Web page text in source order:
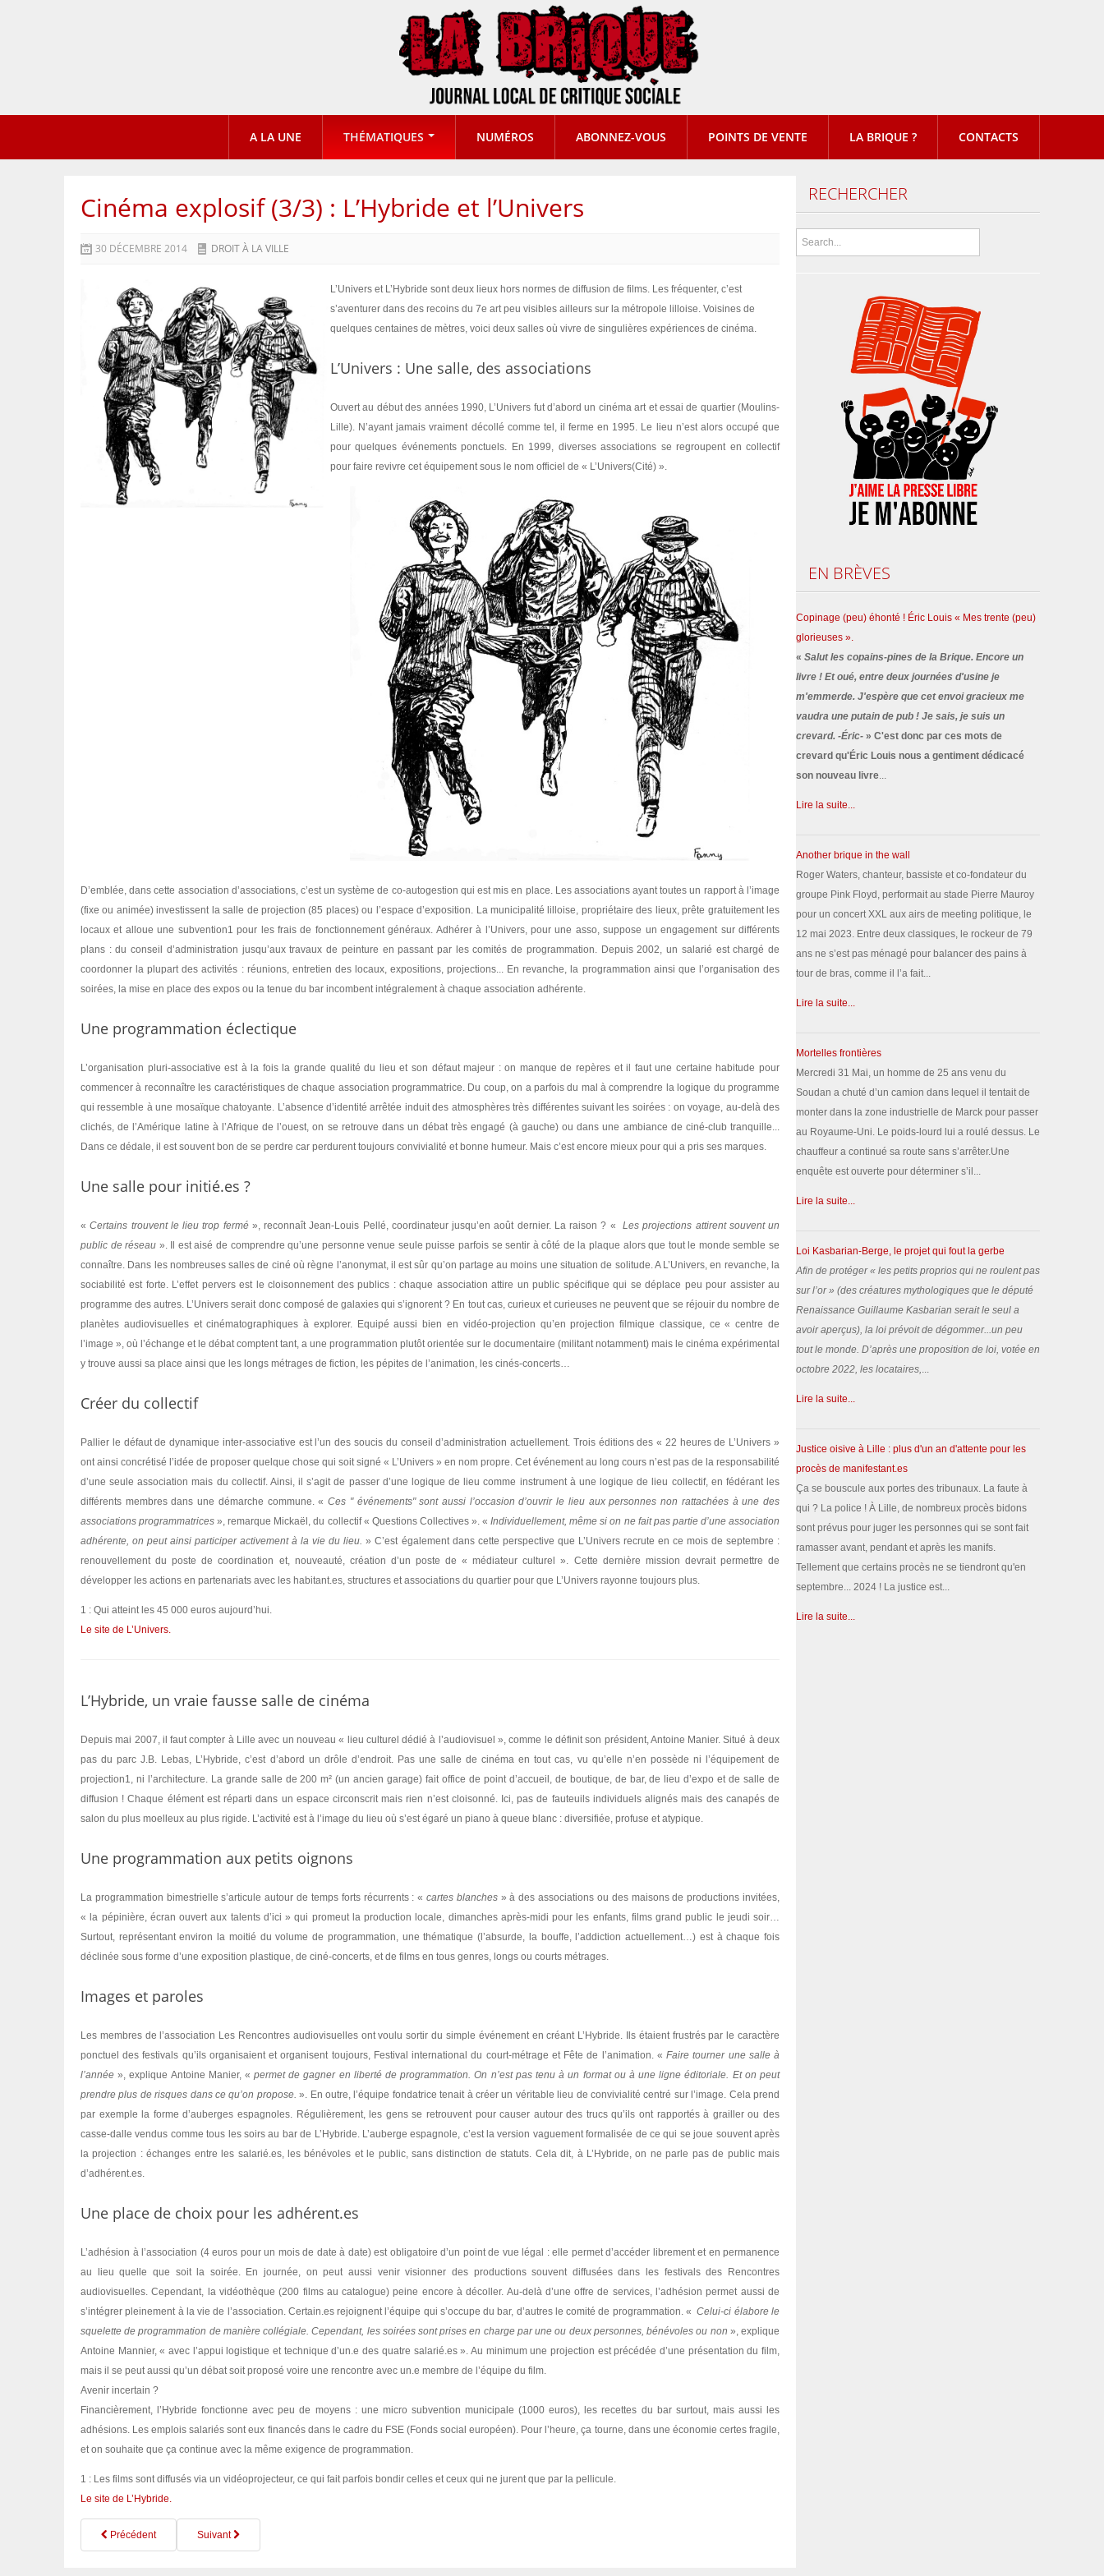
A LA UNE THÉMATIQUES NUMÉROS ABONNEZ-VOUS POINTS DE VENTE LA BRIQUE ? CONTACTS
Cinéma explosif (3/3) : L’Hybride et l’Univers
30 DÉCEMBRE 2014 DROIT À LA VILLE
L’Univers et L’Hybride sont deux lieux hors normes de diffusion de films. Les fréquenter, c’est
s’aventurer dans des recoins du 7e art peu visibles ailleurs sur la métropole lilloise. Voisines de
quelques centaines de mètres, voici deux salles où vivre de singulières expériences de cinéma.
L’Univers : Une salle, des associations
Ouvert au début des années 1990, L’Univers fut d’abord un cinéma art et essai de quartier (Moulins-
Lille). N’ayant jamais vraiment décollé comme tel, il ferme en 1995. Le lieu n’est alors occupé que
pour quelques événements ponctuels. En 1999, diverses associations se regroupent en collectif
pour faire revivre cet équipement sous le nom officiel de « L’Univers(Cité) ».
D’emblée, dans cette association d’associations, c’est un système de co-autogestion qui est mis en place. Les associations ayant toutes un rapport à l’image
(fixe ou animée) investissent la salle de projection (85 places) ou l’espace d’exposition. La municipalité lilloise, propriétaire des lieux, prête gratuitement les
locaux et alloue une subvention1 pour les frais de fonctionnement généraux. Adhérer à l’Univers, pour une asso, suppose un engagement sur différents
plans : du conseil d’administration jusqu’aux travaux de peinture en passant par les comités de programmation. Depuis 2002, un salarié est chargé de
coordonner la plupart des activités : réunions, entretien des locaux, expositions, projections... En revanche, la programmation ainsi que l’organisation des
soirées, la mise en place des expos ou la tenue du bar incombent intégralement à chaque association adhérente.
Une programmation éclectique
L’organisation pluri-associative est à la fois la grande qualité du lieu et son défaut majeur : on manque de repères et il faut une certaine habitude pour
commencer à reconnaître les caractéristiques de chaque association programmatrice. Du coup, on a parfois du mal à comprendre la logique du programme
qui ressemble à une mosaïque chatoyante. L’absence d’identité arrêtée induit des atmosphères très différentes suivant les soirées : on voyage, au-delà des
clichés, de l’Amérique latine à l’Afrique de l’ouest, on se retrouve dans un débat très engagé (à gauche) ou dans une ambiance de ciné-club tranquille...
Dans ce dédale, il est souvent bon de se perdre car perdurent toujours convivialité et bonne humeur. Mais c’est encore mieux pour qui a pris ses marques.
Une salle pour initié.es ?
«Certains trouvent le lieu trop fermé», reconnaît Jean-Louis Pellé, coordinateur jusqu’en août dernier. La raison ? «
Les projections attirent souvent un
public de réseau ». Il est aisé de comprendre qu’une personne venue seule puisse parfois se sentir à côté de la plaque alors que tout le monde semble se
connaître. Dans les nombreuses salles de ciné où règne l’anonymat, il est sûr qu’on partage au moins une situation de solitude. A L’Univers, en revanche, la
sociabilité est forte. L’effet pervers est le cloisonnement des publics : chaque association attire un public spécifique qui se déplace peu pour assister au
programme des autres. L’Univers serait donc composé de galaxies qui s’ignorent ? En tout cas, curieux et curieuses ne peuvent que se réjouir du nombre de
planètes audiovisuelles et cinématographiques à explorer. Equipé aussi bien en vidéo-projection qu’en projection filmique classique, ce « centre de
l’image », où l’échange et le débat comptent tant, a une programmation plutôt orientée sur le documentaire (militant notamment) mais le cinéma expérimental
y trouve aussi sa place ainsi que les longs métrages de fiction, les pépites de l’animation, les cinés-concerts…
Créer du collectif
Pallier le défaut de dynamique inter-associative est l’un des soucis du conseil d’administration actuellement. Trois éditions des « 22 heures de L’Univers »
ont ainsi concrétisé l’idée de proposer quelque chose qui soit signé « L’Univers » en nom propre. Cet événement au long cours n’est pas de la responsabilité
d’une seule association mais du collectif. Ainsi, il s’agit de passer d’une logique de lieu comme instrument à une logique de lieu collectif, en fédérant les
différents membres dans une démarche commune. «Ces " événements" sont aussi l’occasion d’ouvrir le lieu aux personnes non rattachées à une des
associations programmatrices », remarque Mickaël, du collectif « Questions Collectives ». «Individuellement, même si on ne fait pas partie d’une association
adhérente, on peut ainsi participer activement à la vie du lieu. » C’est également dans cette perspective que L’Univers recrute en ce mois de septembre :
renouvellement du poste de coordination et, nouveauté, création d’un poste de « médiateur culturel ». Cette dernière mission devrait permettre de
développer les actions en partenariats avec les habitant.es, structures et associations du quartier pour que L’Univers rayonne toujours plus.
1 : Qui atteint les 45 000 euros aujourd’hui.
Le site de L’Univers.
L’Hybride, un vraie fausse salle de cinéma
Depuis mai 2007, il faut compter à Lille avec un nouveau « lieu culturel dédié à l’audiovisuel », comme le définit son président, Antoine Manier. Situé à deux
pas du parc J.B. Lebas, L’Hybride, c’est d’abord un drôle d’endroit. Pas une salle de cinéma en tout cas, vu qu’elle n’en possède ni l’équipement de
projection1, ni l’architecture. La grande salle de 200 m² (un ancien garage) fait office de point d’accueil, de boutique, de bar, de lieu d’expo et de salle de
diffusion ! Chaque élément est réparti dans un espace circonscrit mais rien n’est cloisonné. Ici, pas de fauteuils individuels alignés mais des canapés de
salon du plus moelleux au plus rigide. L’activité est à l’image du lieu où s’est égaré un piano à queue blanc : diversifiée, profuse et atypique.
Une programmation aux petits oignons
La programmation bimestrielle s’articule autour de temps forts récurrents : « cartes blanches» à des associations ou des maisons de productions invitées,
« la pépinière, écran ouvert aux talents d’ici » qui promeut la production locale, dimanches après-midi pour les enfants, films grand public le jeudi soir…
Surtout, représentant environ la moitié du volume de programmation, une thématique (l’absurde, la bouffe, l’addiction actuellement…) est à chaque fois
déclinée sous forme d’une exposition plastique, de ciné-concerts, et de films en tous genres, longs ou courts métrages.
Images et paroles
Les membres de l’association Les Rencontres audiovisuelles ont voulu sortir du simple événement en créant L’Hybride. Ils étaient frustrés par le caractère
ponctuel des festivals qu’ils organisaient et organisent toujours, Festival international du court-métrage et Fête de l’animation. «Faire tourner une salle à
l’année », explique Antoine Manier, «permet de gagner en liberté de programmation. On n’est pas tenu à un format ou à une ligne éditoriale. Et on peut
prendre plus de risques dans ce qu’on propose. ». En outre, l’équipe fondatrice tenait à créer un véritable lieu de convivialité centré sur l’image. Cela prend
par exemple la forme d’auberges espagnoles. Régulièrement, les gens se retrouvent pour causer autour des trucs qu’ils ont rapportés à grailler ou des
casse-dalle vendus comme tous les soirs au bar de L’Hybride. L’auberge espagnole, c’est la version vaguement formalisée de ce qui se joue souvent après
la projection : échanges entre les salarié.es, les bénévoles et le public, sans distinction de statuts. Cela dit, à L’Hybride, on ne parle pas de public mais
d’adhérent.es.
Une place de choix pour les adhérent.es
L’adhésion à l’association (4 euros pour un mois de date à date) est obligatoire d’un point de vue légal : elle permet d’accéder librement et en permanence
au lieu quelle que soit la soirée. En journée, on peut aussi venir visionner des productions souvent diffusées dans les festivals des Rencontres
audiovisuelles. Cependant, la vidéothèque (200 films au catalogue) peine encore à décoller. Au-delà d’une offre de services, l’adhésion permet aussi de
s’intégrer pleinement à la vie de l’association. Certain.es rejoignent l’équipe qui s’occupe du bar, d’autres le comité de programmation. « Celui-ci élabore le
squelette de programmation de manière collégiale. Cependant, les soirées sont prises en charge par une ou deux personnes, bénévoles ou non », explique
Antoine Mannier, « avec l’appui logistique et technique d’un.e des quatre salarié.es ». Au minimum une projection est précédée d’une présentation du film,
mais il se peut aussi qu’un débat soit proposé voire une rencontre avec un.e membre de l’équipe du film.
Avenir incertain ?
Financièrement, l’Hybride fonctionne avec peu de moyens : une micro subvention municipale (1000 euros), les recettes du bar surtout, mais aussi les
adhésions. Les emplois salariés sont eux financés dans le cadre du FSE (Fonds social européen). Pour l’heure, ça tourne, dans une économie certes fragile,
et on souhaite que ça continue avec la même exigence de programmation.
1 : Les films sont diffusés via un vidéoprojecteur, ce qui fait parfois bondir celles et ceux qui ne jurent que par la pellicule.
Le site de L’Hybride.
Précédent Suivant
RECHERCHER
EN BRÈVES
Copinage (peu) éhonté ! Éric Louis « Mes trente (peu)
glorieuses ».
« Salut les copains-pines de la Brique. Encore un
livre ! Et oué, entre deux journées d'usine je
m'emmerde. J'espère que cet envoi gracieux me
vaudra une putain de pub ! Je sais, je suis un
crevard. -Éric- » C'est donc par ces mots de
crevard qu'Éric Louis nous a gentiment dédicacé
son nouveau livre...
Lire la suite...
Another brique in the wall
Roger Waters, chanteur, bassiste et co-fondateur du
groupe Pink Floyd, performait au stade Pierre Mauroy
pour un concert XXL aux airs de meeting politique, le
12 mai 2023. Entre deux classiques, le rockeur de 79
ans ne s’est pas ménagé pour balancer des pains à
tour de bras, comme il l’a fait...
Lire la suite...
Mortelles frontières
Mercredi 31 Mai, un homme de 25 ans venu du
Soudan a chuté d’un camion dans lequel il tentait de
monter dans la zone industrielle de Marck pour passer
au Royaume-Uni. Le poids-lourd lui a roulé dessus. Le
chauffeur a continué sa route sans s’arrêter.Une
enquête est ouverte pour déterminer s’il...
Lire la suite...
Loi Kasbarian-Berge, le projet qui fout la gerbe
Afin de protéger « les petits proprios qui ne roulent pas
sur l’or» (des créatures mythologiques que le député
Renaissance Guillaume Kasbarian serait le seul a
avoir aperçus), la loi prévoit de dégommer...un peu
tout le monde. D’après une proposition de loi, votée en
octobre 2022, les locataires,...
Lire la suite...
Justice oisive à Lille : plus d'un an d'attente pour les
procès de manifestant.es
Ça se bouscule aux portes des tribunaux. La faute à
qui ? La police ! À Lille, de nombreux procès bidons
sont prévus pour juger les personnes qui se sont fait
ramasser avant, pendant et après les manifs.
Tellement que certains procès ne se tiendront qu'en
septembre... 2024 ! La justice est...
Lire la suite...